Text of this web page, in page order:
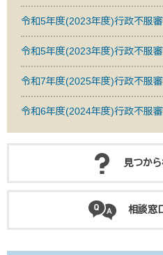
令和5年度(2023年度)行政不服
令和5年度(2023年度)行政不服
令和7年度(2025年度)行政不服
令和6年度(2024年度)行政不服
見つか
相談窓